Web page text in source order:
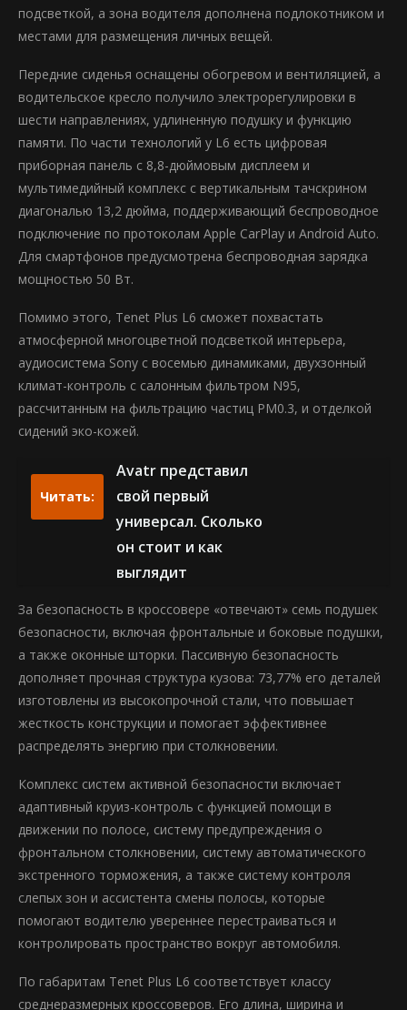
подсветкой, а зона водителя дополнена подлокотником и
местами для размещения личных вещей.
Передние сиденья оснащены обогревом и вентиляцией, а
водительское кресло получило электрорегулировки в
шести направлениях, удлиненную подушку и функцию
памяти. По части технологий у L6 есть цифровая
приборная панель с 8,8-дюймовым дисплеем и
мультимедийный комплекс с вертикальным тачскрином
диагональю 13,2 дюйма, поддерживающий беспроводное
подключение по протоколам Apple CarPlay и Android Auto.
Для смартфонов предусмотрена беспроводная зарядка
мощностью 50 Вт.
Помимо этого, Tenet Plus L6 сможет похвастать
атмосферной многоцветной подсветкой интерьера,
аудиосистема Sony с восемью динамиками, двухзонный
климат-контроль с салонным фильтром N95,
рассчитанным на фильтрацию частиц PM0.3, и отделкой
сидений эко-кожей.
Читать:
Avatr представил
свой первый
универсал. Сколько
он стоит и как
выглядит
За безопасность в кроссовере «отвечают» семь подушек
безопасности, включая фронтальные и боковые подушки,
а также оконные шторки. Пассивную безопасность
дополняет прочная структура кузова: 73,77% его деталей
изготовлены из высокопрочной стали, что повышает
жесткость конструкции и помогает эффективнее
распределять энергию при столкновении.
Комплекс систем активной безопасности включает
адаптивный круиз-контроль с функцией помощи в
движении по полосе, систему предупреждения о
фронтальном столкновении, систему автоматического
экстренного торможения, а также систему контроля
слепых зон и ассистента смены полосы, которые
помогают водителю увереннее перестраиваться и
контролировать пространство вокруг автомобиля.
По габаритам Tenet Plus L6 соответствует классу
среднеразмерных кроссоверов. Его длина, ширина и